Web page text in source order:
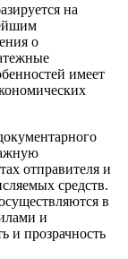
на
о
имеет
отправителя и
средств.
в
и
и прозрачность